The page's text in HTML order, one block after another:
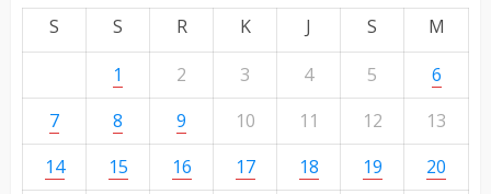
S S R K J S
M
1
2 3 4 5
6
7
8 9 10 11 12
13
14
15 16 17 18 19
20